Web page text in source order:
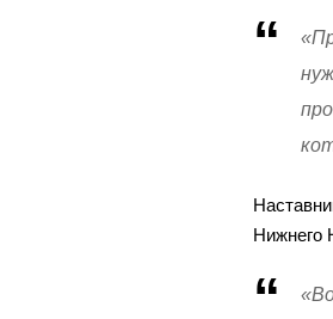
Нижнего